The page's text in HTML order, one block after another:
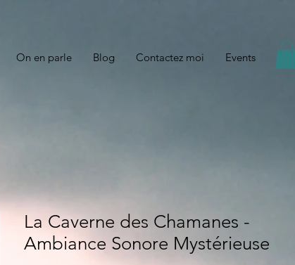
On en parle Blog Contactez moi Events
La Caverne des Chamanes -
Ambiance Sonore Mystérieuse